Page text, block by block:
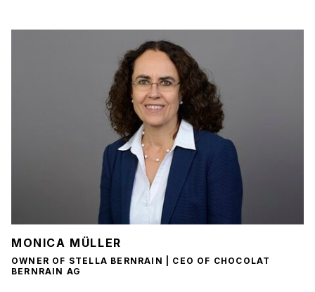
MONICA MÜLLER
OWNER OF STELLA BERNRAIN | CEO OF CHOCOLAT
BERNRAIN AG